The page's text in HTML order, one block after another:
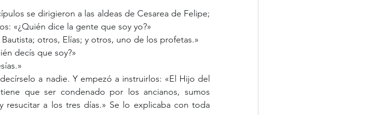
«¿Quién dice la gente que soy yo?»
otros, Elías; y otros, uno de los profetas.»
decís que soy?»
que ser condenado por los ancianos, sumos
resucitar a los tres días.» Se lo explicaba con toda